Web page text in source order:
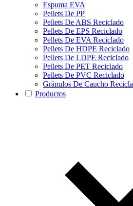
Espuma EVA
Pellets De PP
Pellets De ABS Reciclado
Pellets De EPS Reciclado
Pellets De EVA Reciclado
Pellets De HDPE Reciclado
Pellets De LDPE Reciclado
Pellets De PET Reciclado
Pellets De PVC Reciclado
Gránulos De Caucho
Productos